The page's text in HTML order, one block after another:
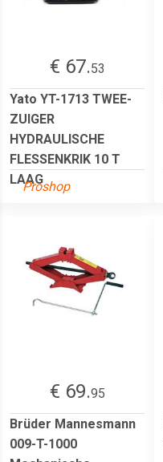
€ 67.53
Yato YT-1713 TWEE-
ZUIGER
HYDRAULISCHE
FLESSENKRIK 10 T
LAAG
Proshop
€ 69.95
Brüder Mannesmann
009-T-1000